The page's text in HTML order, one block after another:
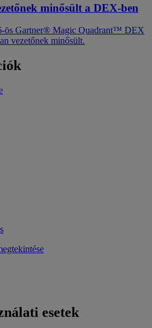
minősült a DEX-ben
ös Gartner® Magic Quadrant™ DEX
vezetőnek minősült.
esetek